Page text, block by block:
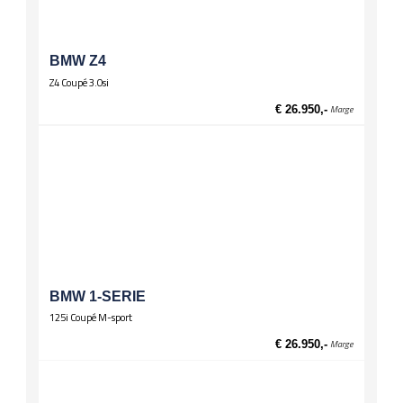
BMW Z4
Z4 Coupé 3.0si
€ 26.950,- Marge
BMW 1-SERIE
125i Coupé M-sport
€ 26.950,- Marge